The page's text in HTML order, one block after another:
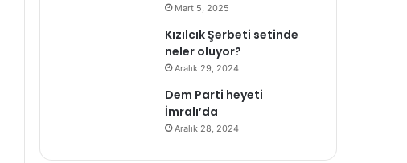
Mart 5, 2025
Kızılcık Şerbeti setinde
neler oluyor?
Aralık 29, 2024
Dem Parti heyeti
İmralı’da
Aralık 28, 2024